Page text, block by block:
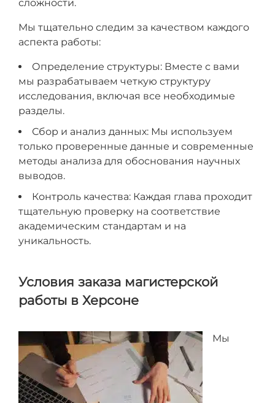
сложности.
Мы тщательно следим за качеством каждого
аспекта работы:
Определение структуры: Вместе с вами
мы разрабатываем четкую структуру
исследования, включая все необходимые
разделы.
Сбор и анализ данных: Мы используем
только проверенные данные и современные
методы анализа для обоснования научных
выводов.
Контроль качества: Каждая глава проходит
тщательную проверку на соответствие
академическим стандартам и на
уникальность.
Условия заказа магистерской
работы в Херсоне
Мы